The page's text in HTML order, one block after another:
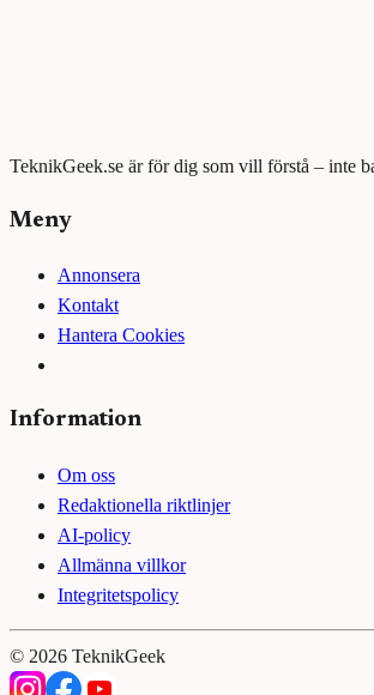
TeknikGeek.se är för dig som vill förstå – inte
Meny
Annonsera
Kontakt
Hantera Cookies
Information
Om oss
Redaktionella riktlinjer
AI-policy
Allmänna villkor
Integritetspolicy
© 2026 TeknikGeek